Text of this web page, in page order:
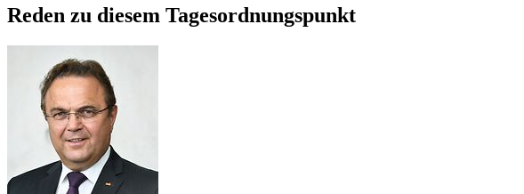
Reden zu diesem Tagesordnungspunkt